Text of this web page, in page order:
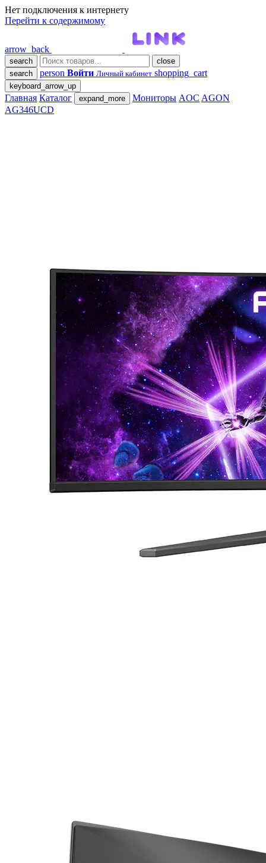
Нет подключения к интернету
Перейти к содержимому
arrow_back
search
close
search
person Войти Личный кабинет shopping_cart
keyboard_arrow_up
Главная Каталог expand_more Мониторы AOC AGON
AG346UCD